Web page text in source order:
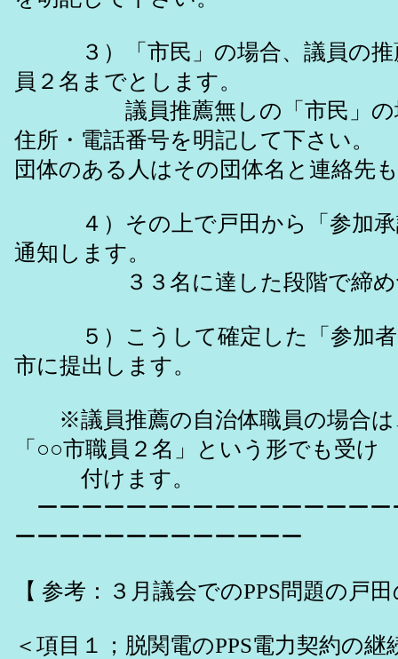
３）「市民」の場合、議員の推
員２名までとします。
議員推薦無しの「市民」の場
住所・電話番号を明記して下
団体のある人はその団体名と連絡先
４）その上で戸田から「参加承
通知します。
３３名に達した段階で締め切
５）こうして確定した「参加者
市に提出します。
※議員推薦の自治体職員の場合は
「○○市職員２名」という形でも受け
付けます。
ーーーーーーーーーーーーーーーー
ーーーーーーーーーーーーー
【 参考：３月議会でのPPS問題の戸
＜項目１；脱関電のPPS電力契約の